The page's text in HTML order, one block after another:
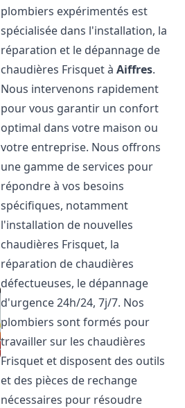
plombiers expérimentés est
spécialisée dans l'installation, la
réparation et le dépannage de
chaudières Frisquet àAiffres.
Nous intervenons rapidement
pour vous garantir un confort
optimal dans votre maison ou
votre entreprise. Nous offrons
une gamme de services pour
répondre à vos besoins
spécifiques, notamment
l'installation de nouvelles
chaudières Frisquet, la
réparation de chaudières
défectueuses, le dépannage
d'urgence 24h/24, 7j/7. Nos
plombiers sont formés pour
travailler sur les chaudières
Frisquet et disposent des outils
et des pièces de rechange
nécessaires pour résoudre